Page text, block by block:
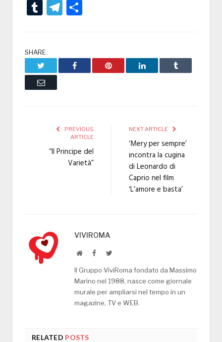
TumblrTelegram
SHARE.
Facebook Pinterest LinkedIn Tumblr
Email
PREVIOUS
ARTICLE
“Il Principe del
Varietà”
NEXT ARTICLE
‘Mery per sempre’
incontra la cugina
di Leonardo di
Caprio nel film
‘L’amore e basta’
VIVIROMA
WebsiteFacebookTwitter
Il Gruppo ViviRoma fondato da Massimo
Marino nel 1988, nasce come giornale
murale per ampliarsi nel tempo in un
magazine, TV e WEB.
RELATED POSTS